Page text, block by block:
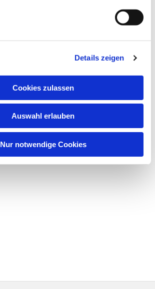
Details zeigen
Cookies zulassen
Auswahl erlauben
Nur notwendige Cookies